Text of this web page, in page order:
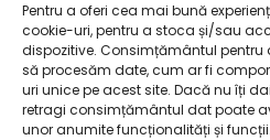
Pentru a oferi cea mai bună
cookie-uri, pentru a stoca și/sau
dispozitive. Consimțământul pentru
să procesăm date, cum ar fi
uri unice pe acest site. Dacă nu îți
retragi consimțământul dat poate
unor anumite funcționalități și funcții.